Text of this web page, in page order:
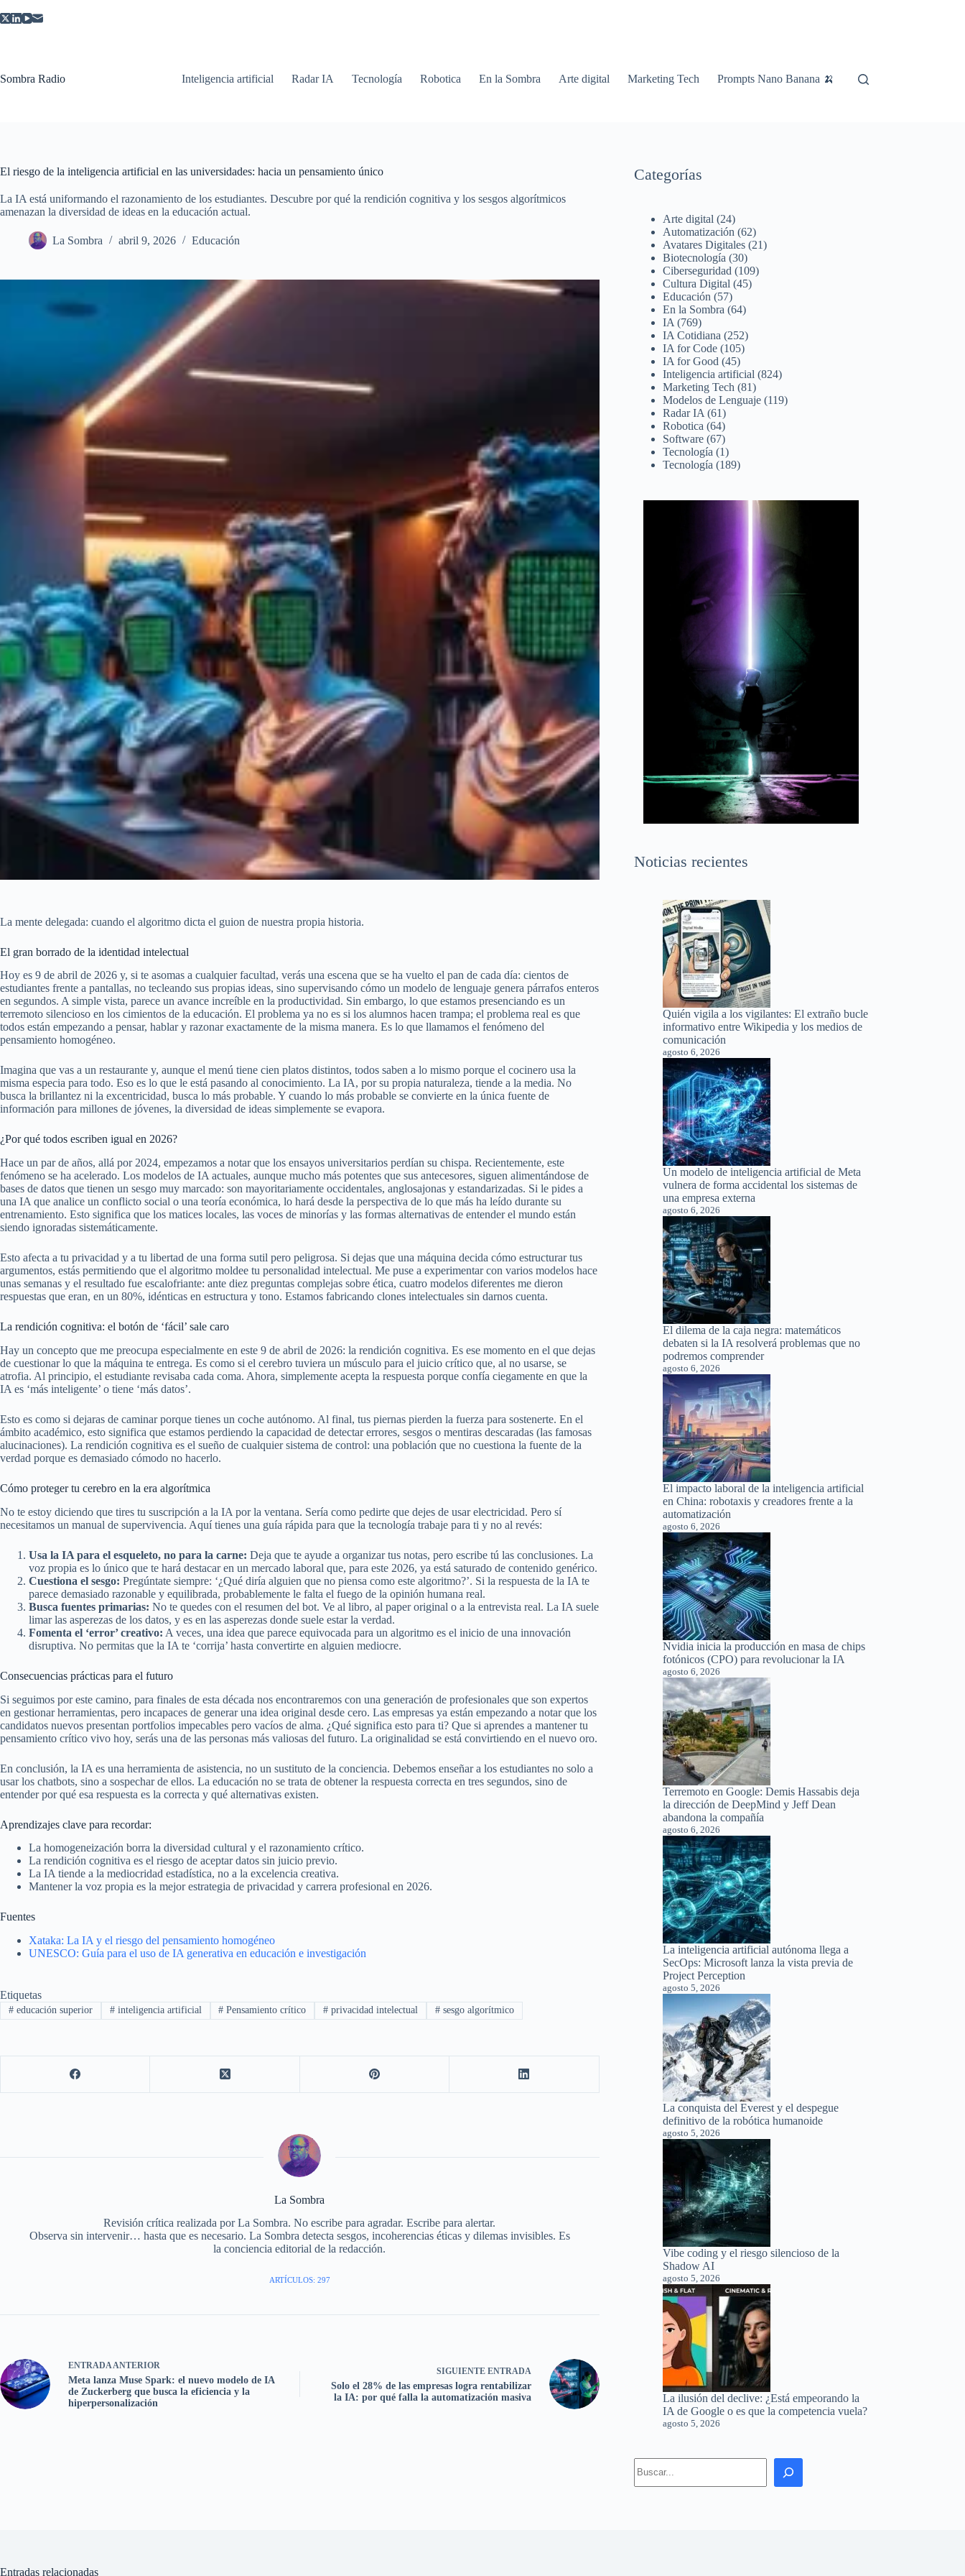
al
Sombra Radio Inteligencia artificial Radar IA Tecnología Robotica En la Sombra Arte digital Marketing Tech Prompts Nano Banana 🍌
El riesgo de la inteligencia artificial en las universidades: hacia un pensamiento único
La IA está uniformando el razonamiento de los estudiantes. Descubre por qué la rendición cognitiva y los sesgos algorítmicos
amenazan la diversidad de ideas en la educación actual.
La Sombra abril 9, 2026 Educación
La mente delegada: cuando el algoritmo dicta el guion de nuestra propia historia.
El gran borrado de la identidad intelectual
Hoy es 9 de abril de 2026 y, si te asomas a cualquier facultad, verás una escena que se ha vuelto el pan de cada día: cientos de
estudiantes frente a pantallas, no tecleando sus propias ideas, sino supervisando cómo un modelo de lenguaje genera párrafos enteros
en segundos. A simple vista, parece un avance increíble en la productividad. Sin embargo, lo que estamos presenciando es un
terremoto silencioso en los cimientos de la educación. El problema ya no es si los alumnos hacen trampa; el problema real es que
todos están empezando a pensar, hablar y razonar exactamente de la misma manera. Es lo que llamamos el fenómeno del
pensamiento homogéneo.
Imagina que vas a un restaurante y, aunque el menú tiene cien platos distintos, todos saben a lo mismo porque el cocinero usa la
misma especia para todo. Eso es lo que le está pasando al conocimiento. La IA, por su propia naturaleza, tiende a la media. No
busca la brillantez ni la excentricidad, busca lo más probable. Y cuando lo más probable se convierte en la única fuente de
información para millones de jóvenes, la diversidad de ideas simplemente se evapora.
¿Por qué todos escriben igual en 2026?
Hace un par de años, allá por 2024, empezamos a notar que los ensayos universitarios perdían su chispa. Recientemente, este
fenómeno se ha acelerado. Los modelos de IA actuales, aunque mucho más potentes que sus antecesores, siguen alimentándose de
bases de datos que tienen un sesgo muy marcado: son mayoritariamente occidentales, anglosajonas y estandarizadas. Si le pides a
una IA que analice un conflicto social o una teoría económica, lo hará desde la perspectiva de lo que más ha leído durante su
entrenamiento. Esto significa que los matices locales, las voces de minorías y las formas alternativas de entender el mundo están
siendo ignoradas sistemáticamente.
Esto afecta a tu privacidad y a tu libertad de una forma sutil pero peligrosa. Si dejas que una máquina decida cómo estructurar tus
argumentos, estás permitiendo que el algoritmo moldee tu personalidad intelectual. Me puse a experimentar con varios modelos hace
unas semanas y el resultado fue escalofriante: ante diez preguntas complejas sobre ética, cuatro modelos diferentes me dieron
respuestas que eran, en un 80%, idénticas en estructura y tono. Estamos fabricando clones intelectuales sin darnos cuenta.
La rendición cognitiva: el botón de ‘fácil’ sale caro
Hay un concepto que me preocupa especialmente en este 9 de abril de 2026: la rendición cognitiva. Es ese momento en el que dejas
de cuestionar lo que la máquina te entrega. Es como si el cerebro tuviera un músculo para el juicio crítico que, al no usarse, se
atrofia. Al principio, el estudiante revisaba cada coma. Ahora, simplemente acepta la respuesta porque confía ciegamente en que la
IA es ‘más inteligente’ o tiene ‘más datos’.
Esto es como si dejaras de caminar porque tienes un coche autónomo. Al final, tus piernas pierden la fuerza para sostenerte. En el
ámbito académico, esto significa que estamos perdiendo la capacidad de detectar errores, sesgos o mentiras descaradas (las famosas
alucinaciones). La rendición cognitiva es el sueño de cualquier sistema de control: una población que no cuestiona la fuente de la
verdad porque es demasiado cómodo no hacerlo.
Cómo proteger tu cerebro en la era algorítmica
No te estoy diciendo que tires tu suscripción a la IA por la ventana. Sería como pedirte que dejes de usar electricidad. Pero sí
necesitamos un manual de supervivencia. Aquí tienes una guía rápida para que la tecnología trabaje para ti y no al revés:
Usa la IA para el esqueleto, no para la carne: Deja que te ayude a organizar tus notas, pero escribe tú las conclusiones. La
voz propia es lo único que te hará destacar en un mercado laboral que, para este 2026, ya está saturado de contenido genérico.
Cuestiona el sesgo: Pregúntate siempre: ‘¿Qué diría alguien que no piensa como este algoritmo?’. Si la respuesta de la IA te
parece demasiado razonable y equilibrada, probablemente le falta el fuego de la opinión humana real.
Busca fuentes primarias: No te quedes con el resumen del bot. Ve al libro, al paper original o a la entrevista real. La IA suele
limar las asperezas de los datos, y es en las asperezas donde suele estar la verdad.
Fomenta el ‘error’ creativo: A veces, una idea que parece equivocada para un algoritmo es el inicio de una innovación
disruptiva. No permitas que la IA te ‘corrija’ hasta convertirte en alguien mediocre.
Consecuencias prácticas para el futuro
Si seguimos por este camino, para finales de esta década nos encontraremos con una generación de profesionales que son expertos
en gestionar herramientas, pero incapaces de generar una idea original desde cero. Las empresas ya están empezando a notar que los
candidatos nuevos presentan portfolios impecables pero vacíos de alma. ¿Qué significa esto para ti? Que si aprendes a mantener tu
pensamiento crítico vivo hoy, serás una de las personas más valiosas del futuro. La originalidad se está convirtiendo en el nuevo oro.
En conclusión, la IA es una herramienta de asistencia, no un sustituto de la conciencia. Debemos enseñar a los estudiantes no solo a
usar los chatbots, sino a sospechar de ellos. La educación no se trata de obtener la respuesta correcta en tres segundos, sino de
entender por qué esa respuesta es la correcta y qué alternativas existen.
Aprendizajes clave para recordar:
La homogeneización borra la diversidad cultural y el razonamiento crítico.
La rendición cognitiva es el riesgo de aceptar datos sin juicio previo.
La IA tiende a la mediocridad estadística, no a la excelencia creativa.
Mantener la voz propia es la mejor estrategia de privacidad y carrera profesional en 2026.
Fuentes
Xataka: La IA y el riesgo del pensamiento homogéneo
UNESCO: Guía para el uso de IA generativa en educación e investigación
Etiquetas
#educación superior #inteligencia artificial # Pensamiento crítico # privacidad intelectual # sesgo algorítmico
La Sombra
Revisión crítica realizada por La Sombra. No escribe para agradar. Escribe para alertar.
Observa sin intervenir… hasta que es necesario. La Sombra detecta sesgos, incoherencias éticas y dilemas invisibles. Es
la conciencia editorial de la redacción.
ARTÍCULOS: 297
ENTRADAANTERIOR
Meta lanza Muse Spark: el nuevo modelo de IA
de Zuckerberg que busca la eficiencia y la
hiperpersonalización
SIGUIENTE ENTRADA
Solo el 28% de las empresas logra rentabilizar
la IA: por qué falla la automatización masiva
Categorías
Arte digital (24)
Automatización (62)
Avatares Digitales (21)
Biotecnología (30)
Ciberseguridad (109)
Cultura Digital (45)
Educación (57)
En la Sombra (64)
IA (769)
IA Cotidiana (252)
IA for Code (105)
IA for Good (45)
Inteligencia artificial (824)
Marketing Tech (81)
Modelos de Lenguaje (119)
Radar IA (61)
Robotica (64)
Software (67)
Tecnología (1)
Tecnología (189)
Noticias recientes
Quién vigila a los vigilantes: El extraño bucle
informativo entre Wikipedia y los medios de
comunicación
agosto 6, 2026
Un modelo de inteligencia artificial de Meta
vulnera de forma accidental los sistemas de
una empresa externa
agosto 6, 2026
El dilema de la caja negra: matemáticos
debaten si la IA resolverá problemas que no
podremos comprender
agosto 6, 2026
El impacto laboral de la inteligencia artificial
en China: robotaxis y creadores frente a la
automatización
agosto 6, 2026
Nvidia inicia la producción en masa de chips
fotónicos (CPO) para revolucionar la IA
agosto 6, 2026
Terremoto en Google: Demis Hassabis deja
la dirección de DeepMind y Jeff Dean
abandona la compañía
agosto 6, 2026
La inteligencia artificial autónoma llega a
SecOps: Microsoft lanza la vista previa de
Project Perception
agosto 5, 2026
La conquista del Everest y el despegue
definitivo de la robótica humanoide
agosto 5, 2026
Vibe coding y el riesgo silencioso de la
Shadow AI
agosto 5, 2026
La ilusión del declive: ¿Está empeorando la
IA de Google o es que la competencia vuela?
agosto 5, 2026
Entradas relacionadas